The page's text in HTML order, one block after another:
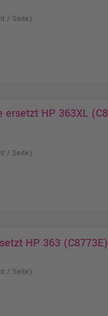
/ Seite)
HP 363XL
/ Seite)
HP 363 (C8773E)
/ Seite)